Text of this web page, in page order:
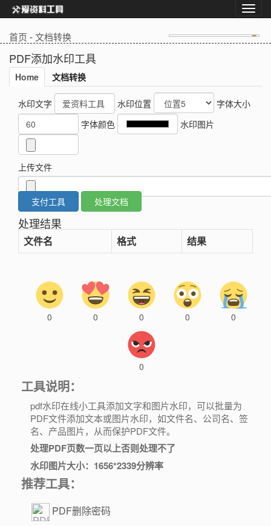
首页 -文档转换
PDF添加水印工具
Home 文档转换
水印文字 水印位置
字体大小
字体颜色
水印图片
上传文件
处理结果
文件名 格式 结果
0 0 0 0 0
0
工具说明：
pdf水印在线小工具添加文字和图片水印，可以批量为
PDF文件添加文本或图片水印，如文件名、公司名、签
名、产品图片，从而保护PDF文件。
处理PDF页数一页以上否则处理不了
水印图片大小：1656*2339分辨率
推荐工具：
PDF删除密码